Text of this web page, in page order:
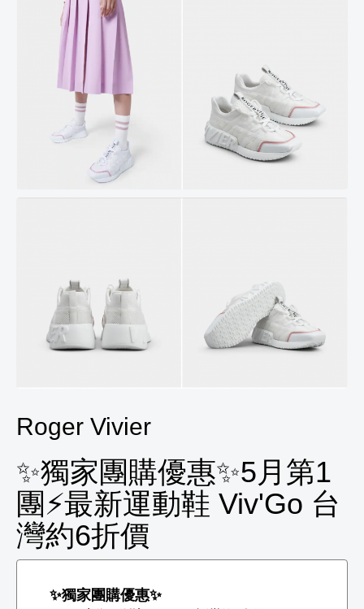
Roger Vivier
✨獨家團購優惠✨5月第1
團⚡️最新運動鞋 Viv'Go 台
灣約6折價
✨獨家團購優惠✨